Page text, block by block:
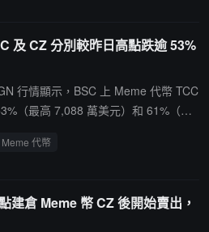
及 CZ 分別較昨日高點跌逾 53%
行情顯示，BSC 上 Meme 代幣 TCC
（最高 7,088 萬美元）和 61%（最
Meme 代幣
建倉 Meme 幣 CZ 後開始賣出，